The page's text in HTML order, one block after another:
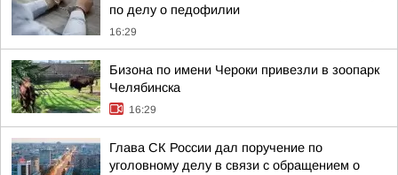
по делу о педофилии
16:29
Бизона по имени Чероки привезли в зоопарк
Челябинска
16:29
Глава СК России дал поручение по
уголовному делу в связи с обращением о